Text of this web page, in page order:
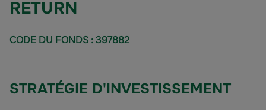
RETURN
CODE DU FONDS : 397882
STRATÉGIE D'INVESTISSEMENT